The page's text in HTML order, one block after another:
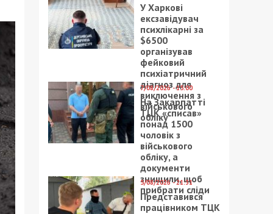
У Харкові
ексзавідувач
психлікарні за
$6500
організував
фейковий
психіатричний
діагноз для
виключення з
військового
обліку
7/08/2026 - 15:00
На Закарпатті
ТЦК «списав»
понад 1500
чоловік з
військового
обліку, а
документи
знищили, щоб
прибрати сліди
5/08/2026 - 21:31
Представився
працівником ТЦК